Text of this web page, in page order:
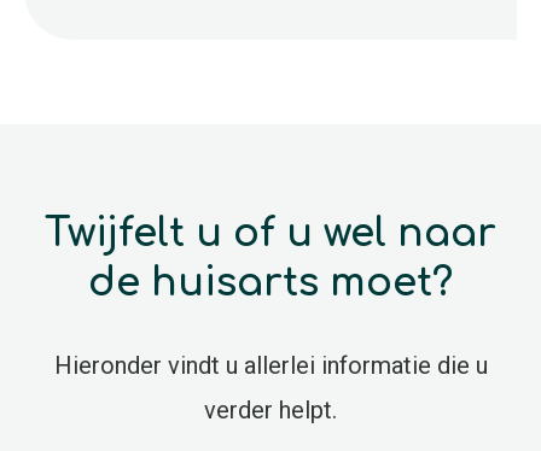
Twijfelt u of u wel naar
de huisarts moet?
Hieronder vindt u allerlei informatie die u
verder helpt.